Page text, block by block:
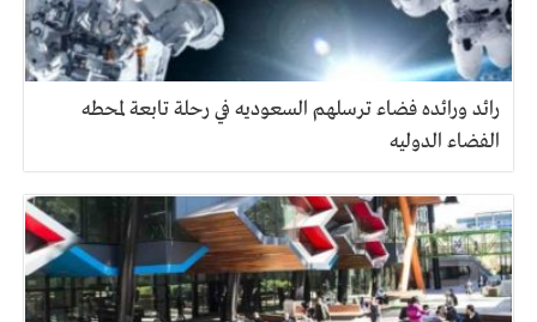
رائد ورائده فضاء ترسلهم السعوديه في رحلة تابعة لمحطه
الفضاء الدوليه